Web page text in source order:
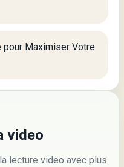
pour Maximiser Votre
video
lecture video avec plus